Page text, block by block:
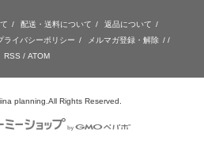
/ 配送・送料について / 返品について /
ライバシーポリシー / メルマガ登録・解除 / /
RSS / ATOM
planning.All Rights Reserved.